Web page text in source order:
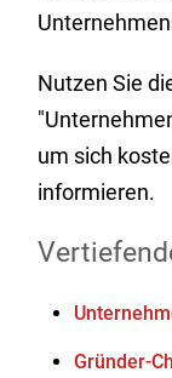
Nutzen Sie
um sich
informieren.
Gründer-